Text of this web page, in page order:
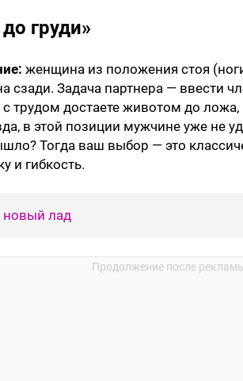
груди»
женщина из положения стоя
сзади. Задача партнера — ввести
трудом достаете животом до ложа,
в этой позиции мужчине уже не
Тогда ваш выбор — это
и гибкость.
новый лад